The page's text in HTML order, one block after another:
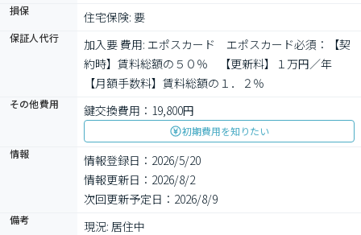
損保 住宅保険: 要
保証人代行
加入要 費用: エポスカード　エポスカード必須：【契
約時】賃料総額の５０％　【更新料】１万円／年
【月額手数料】賃料総額の１．２％
その他費用 鍵交換費用：19,800円
初期費用を知りたい
情報
情報登録日：2026/5/20
情報更新日：2026/8/2
次回更新予定日：2026/8/9
備考
現況: 居住中